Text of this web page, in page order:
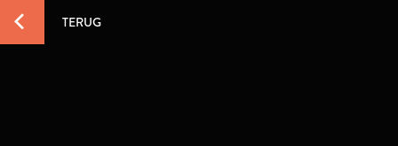
TERUG